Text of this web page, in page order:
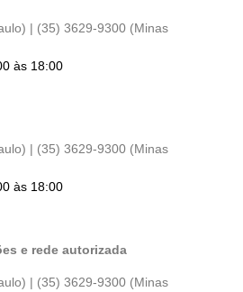
| (35) 3629-9300 (Minas
às 18:00
| (35) 3629-9300 (Minas
às 18:00
e rede autorizada
| (35) 3629-9300 (Minas